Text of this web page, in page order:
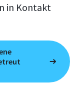
in Kontakt